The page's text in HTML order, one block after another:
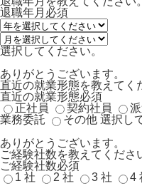
退職年月 必須
選択してください。
ありがとうございます。
直近の就業形態を教えてく
直近の就業形態必須
正社員
契約社員
業務委託
その他 選択し
ありがとうございます。
ご経験社数を教えてくださ
ご経験社数必須
1 社
2 社 3 社 4